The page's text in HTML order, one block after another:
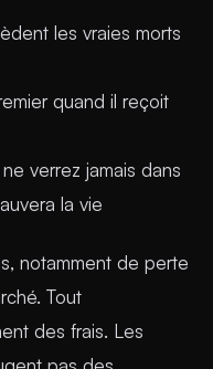
les vraies morts
quand il reçoit
verrez jamais dans
la vie
notamment de perte
Tout
des frais. Les